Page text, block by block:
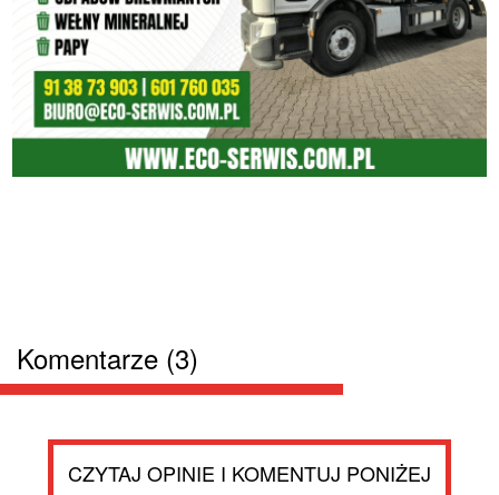
Komentarze (3)
CZYTAJ OPINIE I KOMENTUJ PONIŻEJ